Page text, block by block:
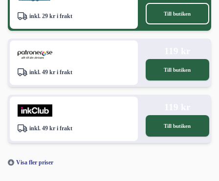
inkl. 29 kr i frakt Till butiken
inkl. 49 kr i frakt Till butiken
inkl. 49 kr i frakt Till butiken
Visa fler priser